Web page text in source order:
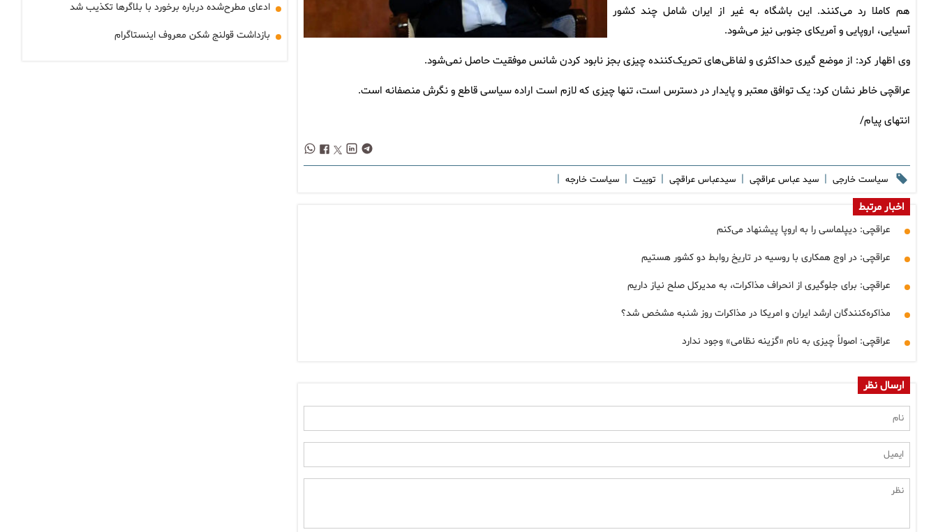
هم کاملا رد می‌کنند. این باشگاه به غیر از ایران شامل چند کشور
آسیایی، اروپایی و آمریکای جنوبی نیز می‌شود.
وی اظهار کرد: از موضع گیری حداکثری و لفاظی‌های تحریک‌کننده چیزی بجز نابود کردن شانس موفقیت حاصل نمی‌شود.
عراقچی خاطر نشان کرد: یک توافق معتبر و پایدار در دسترس است، تنها چیزی که لازم است اراده سیاسی قاطع و نگرش منصفانه است.
انتهای پیام/
سیاست خارجی | سید عباس عراقچی | سیدعباس عراقچی | توییت | سیاست خارجه |
اخبار مرتبط
عراقچی: دیپلماسی را به اروپا پیشنهاد می‌کنم
عراقچی: در اوج همکاری با روسیه در تاریخ روابط دو کشور هستیم
عراقچی: برای جلوگیری از انحراف مذاکرات، به مدیرکل صلح نیاز داریم
مذاکره‌کنندگان ارشد ایران و امریکا در مذاکرات روز شنبه مشخص شد؟
عراقچی: اصولاً چیزی به نام «گزینه نظامی» وجود ندارد
ارسال نظر
ادعای مطرح‌شده درباره برخورد با بلاگرها تکذیب شد
بازداشت قولنج شکن معروف اینستاگرام